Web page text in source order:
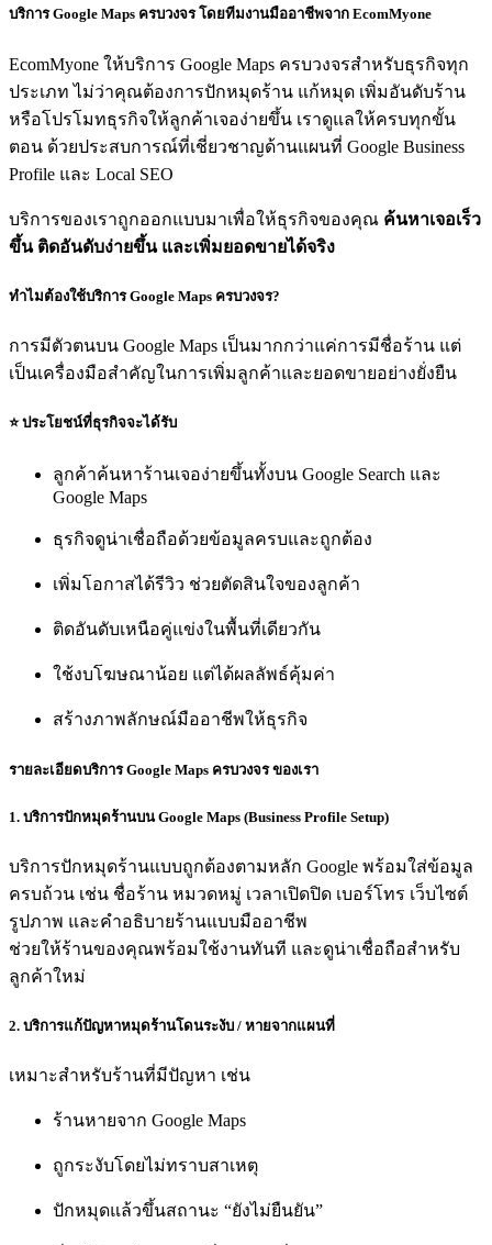
บริการ Google Maps ครบวงจร โดยทีมงานมืออาชีพจาก EcomMyone
EcomMyone ให้บริการ Google Maps ครบวงจรสำหรับธุรกิจทุก
ประเภท ไม่ว่าคุณต้องการปักหมุดร้าน แก้หมุด เพิ่มอันดับร้าน
หรือโปรโมทธุรกิจให้ลูกค้าเจอง่ายขึ้น เราดูแลให้ครบทุกขั้น
ตอน ด้วยประสบการณ์ที่เชี่ยวชาญด้านแผนที่ Google Business
Profile และ Local SEO
บริการของเราถูกออกแบบมาเพื่อให้ธุรกิจของคุณ ค้นหาเจอเร็ว
ขึ้น ติดอันดับง่ายขึ้น และเพิ่มยอดขายได้จริง
ทำไมต้องใช้บริการ Google Maps ครบวงจร?
การมีตัวตนบน Google Maps เป็นมากกว่าแค่การมีชื่อร้าน แต่
เป็นเครื่องมือสำคัญในการเพิ่มลูกค้าและยอดขายอย่างยั่งยืน
⭐ประโยชน์ที่ธุรกิจจะได้รับ
ลูกค้าค้นหาร้านเจอง่ายขึ้นทั้งบน Google Search และ
Google Maps
ธุรกิจดูน่าเชื่อถือด้วยข้อมูลครบและถูกต้อง
เพิ่มโอกาสได้รีวิว ช่วยตัดสินใจของลูกค้า
ติดอันดับเหนือคู่แข่งในพื้นที่เดียวกัน
ใช้งบโฆษณาน้อย แต่ได้ผลลัพธ์คุ้มค่า
สร้างภาพลักษณ์มืออาชีพให้ธุรกิจ
รายละเอียดบริการ Google Maps ครบวงจร ของเรา
1. บริการปักหมุดร้านบน Google Maps (Business Profile Setup)
บริการปักหมุดร้านแบบถูกต้องตามหลัก Google พร้อมใส่ข้อมูล
ครบถ้วน เช่น ชื่อร้าน หมวดหมู่ เวลาเปิดปิด เบอร์โทร เว็บไซต์
รูปภาพ และคำอธิบายร้านแบบมืออาชีพ
ช่วยให้ร้านของคุณพร้อมใช้งานทันที และดูน่าเชื่อถือสำหรับ
ลูกค้าใหม่
2. บริการแก้ปัญหาหมุดร้านโดนระงับ / หายจากแผนที่
เหมาะสำหรับร้านที่มีปัญหา เช่น
ร้านหายจาก Google Maps
ถูกระงับโดยไม่ทราบสาเหตุ
ปักหมุดแล้วขึ้นสถานะ “ยังไม่ยืนยัน”